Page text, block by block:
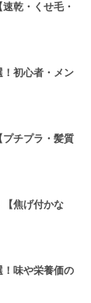
乾・くせ毛・
初心者・メン
チプラ・髪質
焦げ付かな
味や栄養価の